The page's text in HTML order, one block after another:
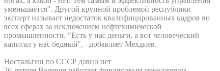
уменьшается". Другой крупной проблемой республики
эксперт называет недостаток квалифицированных кадров во
всех сферах за исключением нефтехимической
промышленности. "Есть у нас деньги, а вот человеческий
капитал у нас бедный", - добавляет Мехдиев.
Ностальгии по СССР давно нет